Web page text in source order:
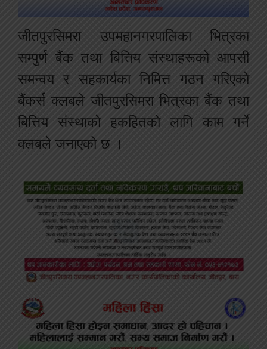
जीतपुरसिमरा उपमहानगरपालिका भित्रका
सम्पुर्ण बैंक तथा बित्तिय संस्थाहरूको आपसी
समन्वय र सहकार्यका निमित्त गठन गरिएको
बैंकर्स क्लबले जीतपुरसिमरा भित्रका बैंक तथा
बित्तिय संस्थाको हकहितको लागि काम गर्ने
क्लबले जनाएको छ ।